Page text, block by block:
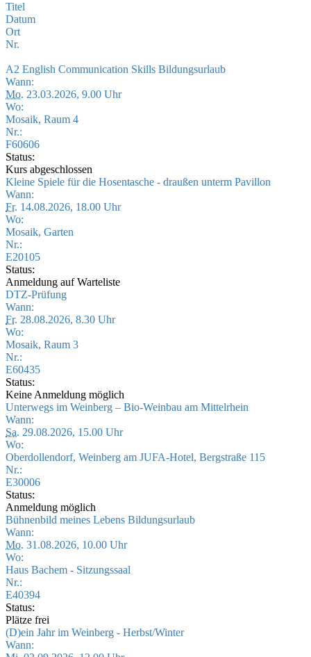
Titel
Datum
Ort
Nr.
A2 English Communication Skills Bildungsurlaub
Wann:
Mo. 23.03.2026, 9.00 Uhr
Wo:
Mosaik, Raum 4
Nr.:
F60606
Status:
Kurs abgeschlossen
Kleine Spiele für die Hosentasche - draußen unterm Pavillon
Wann:
Fr. 14.08.2026, 18.00 Uhr
Wo:
Mosaik, Garten
Nr.:
E20105
Status:
Anmeldung auf Warteliste
DTZ-Prüfung
Wann:
Fr. 28.08.2026, 8.30 Uhr
Wo:
Mosaik, Raum 3
Nr.:
E60435
Status:
Keine Anmeldung möglich
Unterwegs im Weinberg – Bio-Weinbau am Mittelrhein
Wann:
Sa. 29.08.2026, 15.00 Uhr
Wo:
Oberdollendorf, Weinberg am JUFA-Hotel, Bergstraße 115
Nr.:
E30006
Status:
Anmeldung möglich
Bühnenbild meines Lebens Bildungsurlaub
Wann:
Mo. 31.08.2026, 10.00 Uhr
Wo:
Haus Bachem - Sitzungssaal
Nr.:
E40394
Status:
Plätze frei
(D)ein Jahr im Weinberg - Herbst/Winter
Wann: